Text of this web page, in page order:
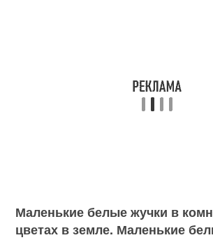
Маленькие белые жучки в
цветах в земле. Маленькие